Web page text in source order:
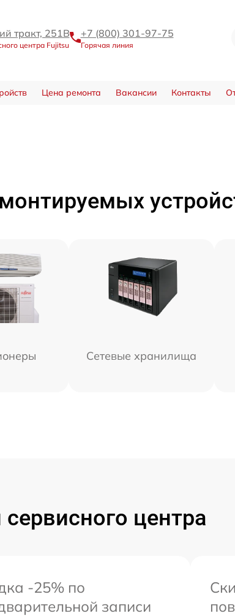
тракт, 251В
центра Fujitsu
+7 (800) 301-97-75
Горячая линия
Цена ремонта Вакансии Контакты
Сетевые хранилища
центра
-25% по
записи